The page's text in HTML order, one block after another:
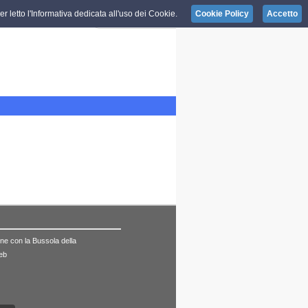
con la Bussola della
letto l'Informativa dedicata all'uso dei Cookie. Cookie Policy Accetto